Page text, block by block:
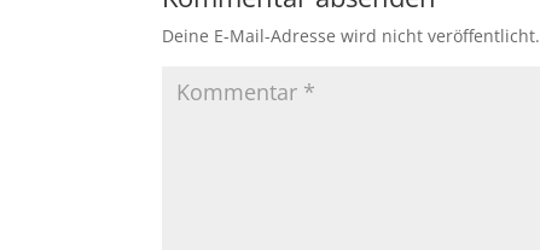
Deine E-Mail-Adresse wird nicht veröffentlicht.